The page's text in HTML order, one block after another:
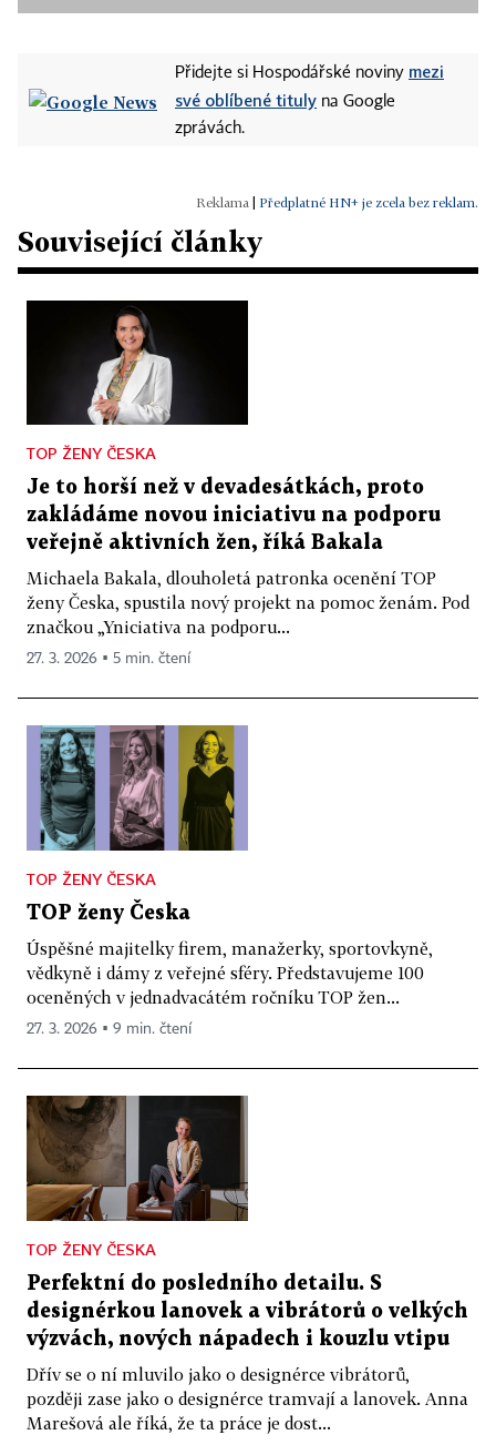
Přidejte si Hospodářské noviny mezi
své oblíbené tituly na Google
zprávách.
| Předplatné HN+ je zcela bez reklam.
Související články
TOP ŽENY ČESKA
Je to horší než v devadesátkách, proto
zakládáme novou iniciativu na podporu
veřejně aktivních žen, říká Bakala
Michaela Bakala, dlouholetá patronka ocenění TOP
ženy Česka, spustila nový projekt na pomoc ženám. Pod
značkou „Yniciativa na podporu...
27. 3. 2026 ▪ 5 min. čtení
TOP ŽENY ČESKA
TOP ženy Česka
Úspěšné majitelky firem, manažerky, sportovkyně,
vědkyně i dámy z veřejné sféry. Představujeme 100
oceněných v jednadvacátém ročníku TOP žen...
27. 3. 2026 ▪ 9 min. čtení
TOP ŽENY ČESKA
Perfektní do posledního detailu. S
designérkou lanovek a vibrátorů o velkých
výzvách, nových nápadech i kouzlu vtipu
Dřív se o ní mluvilo jako o designérce vibrátorů,
později zase jako o designérce tramvají a lanovek. Anna
Marešová ale říká, že ta práce je dost...